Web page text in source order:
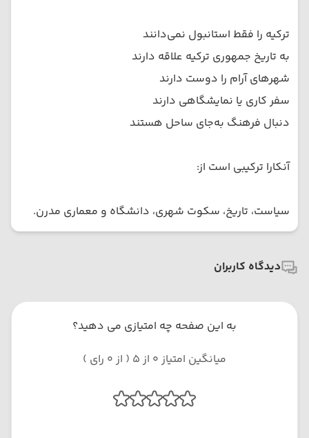
ترکیه را فقط استانبول نمی‌دانند
به تاریخ جمهوری ترکیه علاقه دارند
شهرهای آرام را دوست دارند
سفر کاری یا نمایشگاهی دارند
دنبال فرهنگ به‌جای ساحل هستند
آنکارا ترکیبی است از:
سیاست، تاریخ، سکوت شهری، دانشگاه و معماری مدرن.
دیدگاه کاربران
به این صفحه چه امتیازی می دهید؟
میانگین امتیاز 0 از 5 ( از 0 رای )